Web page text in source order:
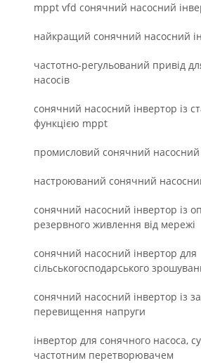
mppt vfd сонячний насосний
найкращий сонячний насосний
частотно-регульований привід
насосів
сонячний насосний інвертор із
функцією mppt
промисловий сонячний насосний
настроюваний сонячний
сонячний насосний інвертор із
резервного живлення від мережі
сонячний насосний інвертор для
сільськогосподарського
сонячний насосний інвертор із
перевищення напруги
інвертор для сонячного насоса,
частотним перетворювачем